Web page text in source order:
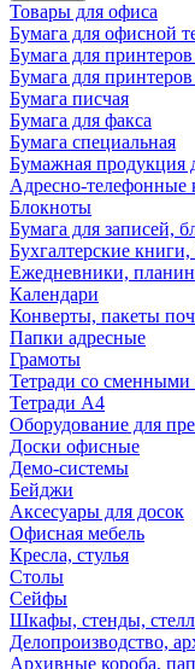
Товары для офиса
Бумага для офисной
Бумага для
Бумага для
Бумага писчая
Бумага для факса
Бумага специальная
Бумажная продукция
Адресно-телефонные
Блокноты
Бумага для записей,
Бухгалтерские
Ежедневники,
Календари
Конверты, пакеты
Папки адресные
Грамоты
Тетради со сменными
Тетради А4
Оборудование для
Доски офисные
Демо-системы
Бейджи
Аксесуары для досок
Офисная мебель
Кресла, стулья
Столы
Сейфы
Шкафы, стенды,
Делопроизводство,
Архивные короба,